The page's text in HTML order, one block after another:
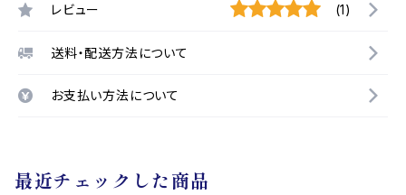
レビュー (1)
送料・配送方法について
お支払い方法について
最近チェックした商品